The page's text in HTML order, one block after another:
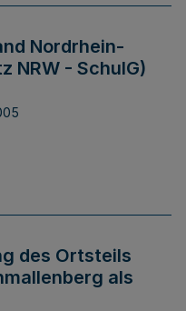
Nordrhein-
NRW - SchulG)
des Ortsteils
als